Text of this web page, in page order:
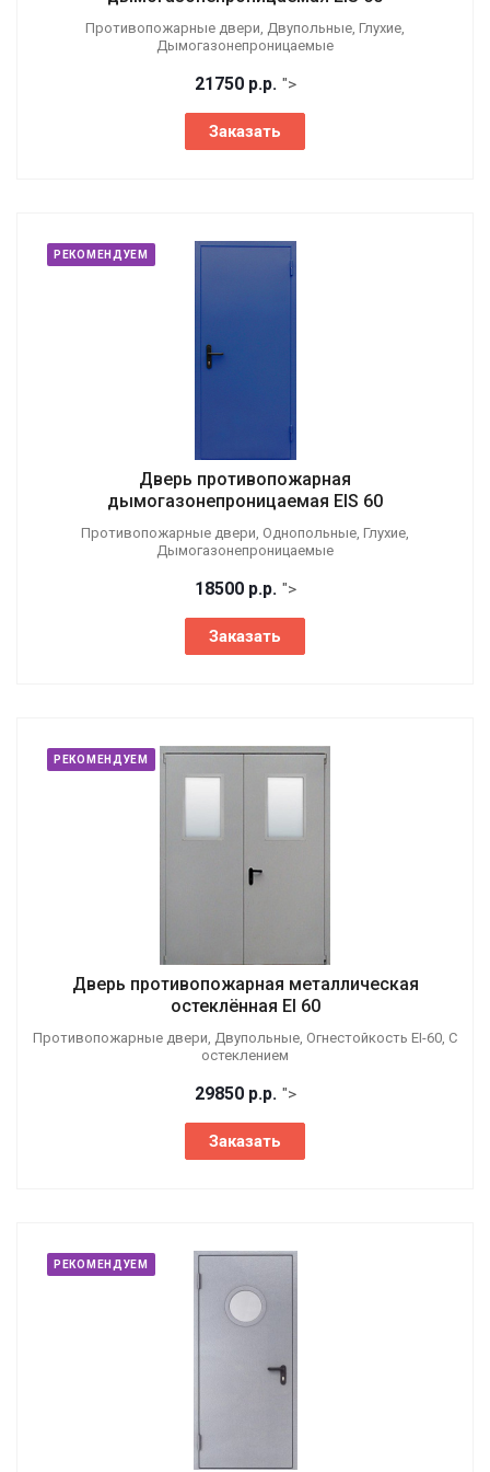
Противопожарные двери, Двупольные, Глухие,
Дымогазонепроницаемые
21750 р.р. ">
Заказать
РЕКОМЕНДУЕМ
Дверь противопожарная
дымогазонепроницаемая EIS 60
Противопожарные двери, Однопольные, Глухие,
Дымогазонепроницаемые
18500 р.р. ">
Заказать
РЕКОМЕНДУЕМ
Дверь противопожарная металлическая
остеклённая EI 60
Противопожарные двери, Двупольные, Огнестойкость EI-60, С
остеклением
29850 р.р. ">
Заказать
РЕКОМЕНДУЕМ